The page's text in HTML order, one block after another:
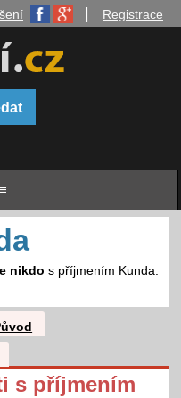
Registrace
nikdo s příjmením Kunda.
s příjmením